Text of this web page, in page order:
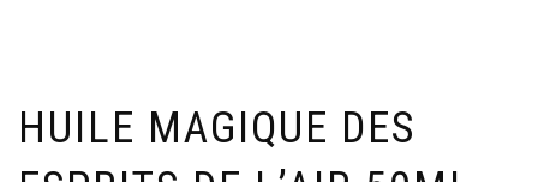
HUILE MAGIQUE DES